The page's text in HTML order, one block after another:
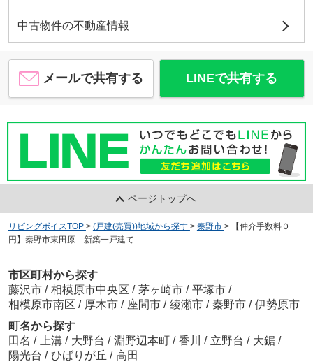
中古物件の不動産情報
メールで共有する LINEで共有する
ページトップへ
リビングボイスTOP > (戸建(売買))地域から探す > 秦野市 >
【仲介手数料０
円】秦野市東田原 新築一戸建て
市区町村から探す
藤沢市 / 相模原市中央区 / 茅ヶ崎市 / 平塚市 /
相模原市南区 / 厚木市 / 座間市 / 綾瀬市 / 秦野市 / 伊勢原市
町名から探す
田名 / 上溝 / 大野台 / 淵野辺本町 / 香川 / 立野台 / 大鋸 /
陽光台 / ひばりが丘 / 高田